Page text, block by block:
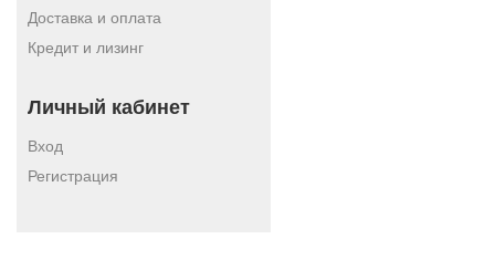
Доставка и оплата
Кредит и лизинг
Личный кабинет
Вход
Регистрация